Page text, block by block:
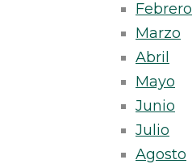
Febrero
Marzo
Abril
Mayo
Junio
Julio
Agosto